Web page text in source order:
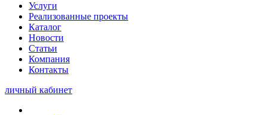
Услуги
Реализованные проекты
Каталог
Новости
Статьи
Компания
Контакты
личный кабинет